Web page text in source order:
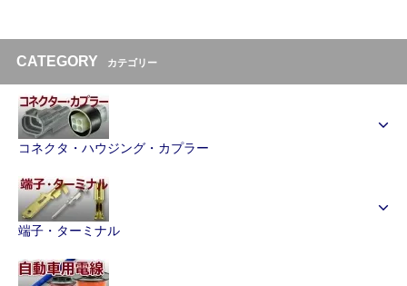
CATEGORY カテゴリー
コネクタ・ハウジング・カプラー
端子・ターミナル